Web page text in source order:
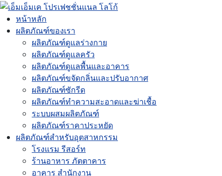
หน้าหลัก
ผลิตภัณฑ์ของเรา
ผลิตภัณฑ์ดูแลร่างกาย
ผลิตภัณฑ์ดูแลครัว
ผลิตภัณฑ์ดูแลพื้นและอาคาร
ผลิตภัณฑ์ขจัดกลิ่นและปรับอากาศ
ผลิตภัณฑ์ซักรีด
ผลิตภัณฑ์ทำความสะอาดและฆ่าเชื้อ
ระบบผสมผลิตภัณฑ์
ผลิตภัณฑ์ราคาประหยัด
ผลิตภัณฑ์สำหรับอุตสาหกรรม
โรงแรม รีสอร์ท
ร้านอาหาร ภัตตาคาร
อาคาร สำนักงาน